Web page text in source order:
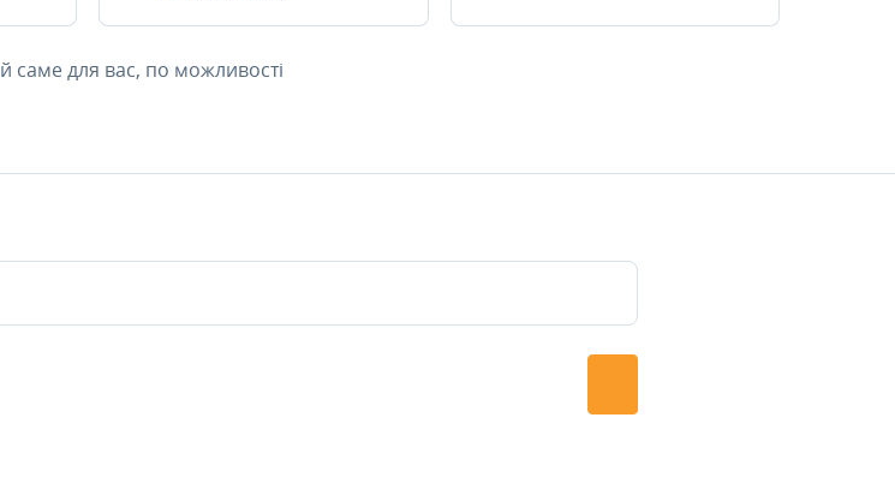
саме для вас, по можливості